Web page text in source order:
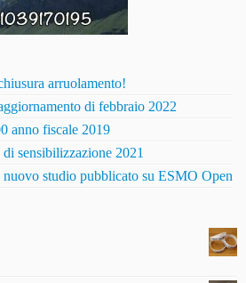
arruolamento!
di febbraio 2022
anno fiscale 2019
sensibilizzazione 2021
studio pubblicato su ESMO Open